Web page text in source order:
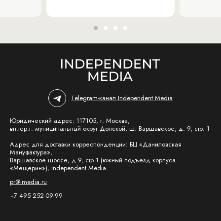
Telegram-канал Independent Media
Юридический адрес: 117105, г. Москва,
вн.тер.г. муниципальный округ Донской, ш. Варшавское, д. 9, стр. 1
Адрес для доставки корреспонденции: БЦ «Даниловская
Мануфактура»,
Варшавское шоссе, д.9, стр.1 (южный подъезд корпуса
«Мещерин»), Independent Media
pr@imedia.ru
+7 495 252-09-99